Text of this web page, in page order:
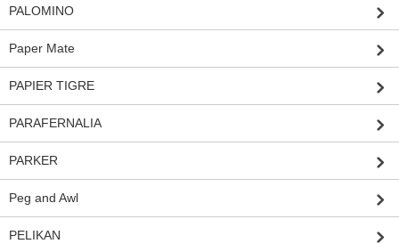
PALOMINO
Paper Mate
PAPIER TIGRE
PARAFERNALIA
PARKER
Peg and Awl
PELIKAN